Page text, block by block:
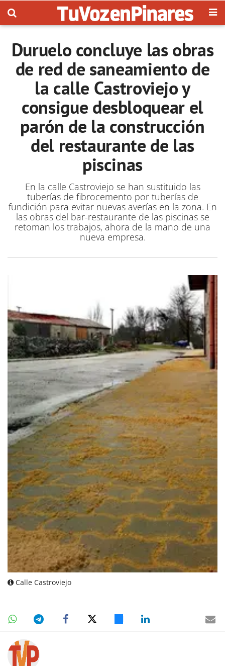
Duruelo concluye las obras
de red de saneamiento de
la calle Castroviejo y
consigue desbloquear el
parón de la construcción
del restaurante de las
piscinas
En la calle Castroviejo se han sustituido las
tuberías de fibrocemento por tuberías de
fundición para evitar nuevas averías en la zona. En
las obras del bar-restaurante de las piscinas se
retoman los trabajos, ahora de la mano de una
nueva empresa.
Calle Castroviejo